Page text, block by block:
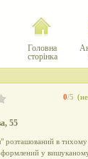
Головна
сторінка
0/5
55
розташований в
у